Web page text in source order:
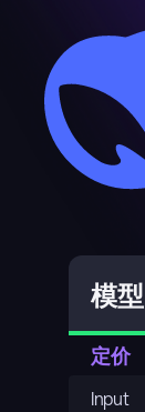
模型
定价
Input